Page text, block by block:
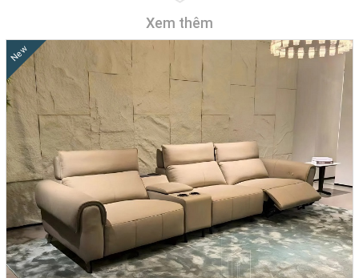
Tại nội thất Nhà Decor, chúng tôi hiểu rằng mỗi không gian đều
mang một cá tính riêng. Vì thế, những mẫusofa nhập khẩu cao cấp
được lựa chọn kỹ lưỡng từ các nhà sản xuất uy tín. Đảm bảo sự hài
hòa giữa thiết kế tinh tế – chất liệu cao cấp – công năng thông
minh, mang lại cảm giác thư giãn tuyệt đối cho người sử dụng. Mỗi
mẫu sofa nhập khẩu không chỉ mang đến sự thoải mái tuyệt đối khi
sử dụng, mà còn là điểm nhấn nghệ thuật giúp không gian của bạn
trở nên nổi bật và đẳng cấp hơn bao giờ hết.
Xem thêm
New